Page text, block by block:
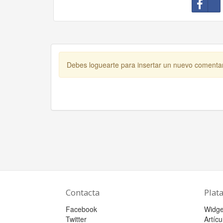
Debes loguearte para insertar un nuevo
Contacta
Facebook
Twitter